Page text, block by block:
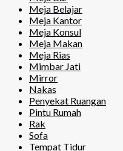
Meja Belajar
Meja Kantor
Meja Konsul
Meja Makan
Meja Rias
Mimbar Jati
Mirror
Nakas
Penyekat Ruangan
Pintu Rumah
Rak
Sofa
Tempat Tidur